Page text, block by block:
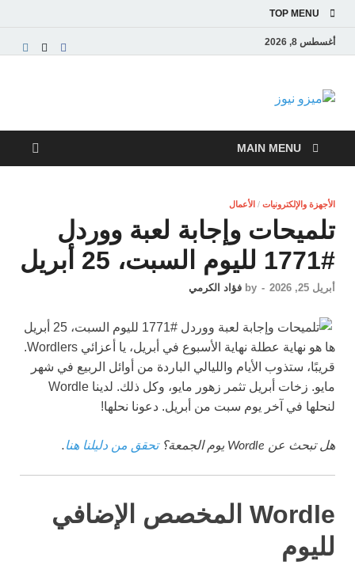
TOP MENU
أغسطس 8, 2026
ميزو نيوز
والاقتصادية
MAIN MENU
الأجهزة والإلكترونيات / الأعمال
تلميحات وإجابة لعبة ووردل
#1771 لليوم السبت، 25 أبريل
أبريل 25, 2026 -
by فؤاد الكرمي
ها هو نهاية عطلة نهاية الأسبوع في أبريل، يا أعزائي Wordlers.
قريبًا، ستذوب الأيام والليالي الباردة من أوائل الربيع في شهر
مايو. زخات أبريل تثمر زهور مايو، وكل ذلك. لدينا Wordle
لنحلها في آخر يوم سبت من أبريل. دعونا نحلها!
هل تبحث عن Wordle يوم الجمعة؟ تحقق من دليلنا هنا.
Wordle المخصص الإضافي
لليوم